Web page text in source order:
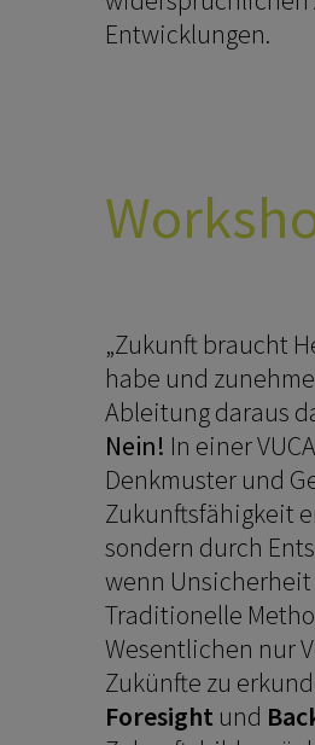
Entwicklungen.
„Zukunft braucht
habe und
Ableitung daraus
Nein! In einer
Denkmuster und
Zukunftsfähigkeit
sondern durch
wenn
Traditionelle
Wesentlichen nur
Zukünfte zu
Foresight und